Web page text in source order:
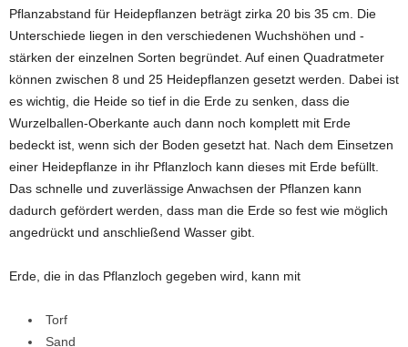
Pflanzabstand für Heidepflanzen beträgt zirka 20 bis 35 cm. Die
Unterschiede liegen in den verschiedenen Wuchshöhen und -
stärken der einzelnen Sorten begründet. Auf einen Quadratmeter
können zwischen 8 und 25 Heidepflanzen gesetzt werden. Dabei ist
es wichtig, die Heide so tief in die Erde zu senken, dass die
Wurzelballen-Oberkante auch dann noch komplett mit Erde
bedeckt ist, wenn sich der Boden gesetzt hat. Nach dem Einsetzen
einer Heidepflanze in ihr Pflanzloch kann dieses mit Erde befüllt.
Das schnelle und zuverlässige Anwachsen der Pflanzen kann
dadurch gefördert werden, dass man die Erde so fest wie möglich
angedrückt und anschließend Wasser gibt.
Erde, die in das Pflanzloch gegeben wird, kann mit
Torf
Sand